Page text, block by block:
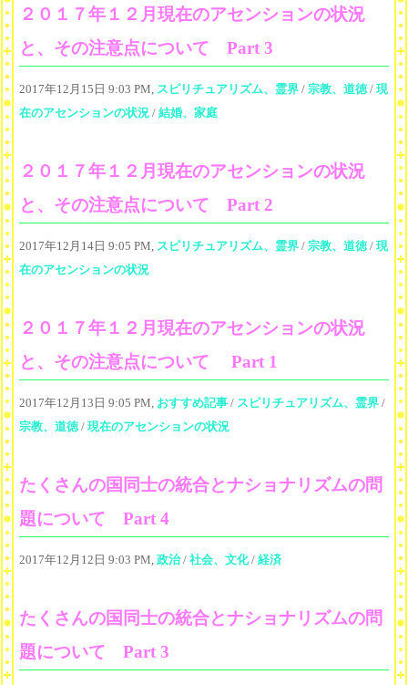
２０１７年１２月現在のアセンションの状況
と、その注意点について Part 3
2017年12月15日 9:03 PM, スピリチュアリズム、霊界 / 宗教、道徳/ 現
在のアセンションの状況 / 結婚、家庭
２０１７年１２月現在のアセンションの状況
と、その注意点について Part 2
2017年12月14日 9:05 PM, スピリチュアリズム、霊界 / 宗教、道徳/ 現
在のアセンションの状況
２０１７年１２月現在のアセンションの状況
と、その注意点について Part 1
2017年12月13日 9:05 PM, おすすめ記事 / スピリチュアリズム、霊界 /
宗教、道徳/ 現在のアセンションの状況
たくさんの国同士の統合とナショナリズムの問
題について Part 4
2017年12月12日 9:03 PM, 政治/ 社会、文化/ 経済
たくさんの国同士の統合とナショナリズムの問
題について Part 3